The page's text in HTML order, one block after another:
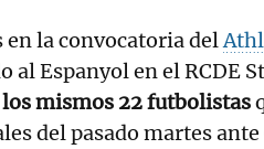
en la convocatoria del
al Espanyol en el RCDE
mismos 22 futbolistas
del pasado martes ante